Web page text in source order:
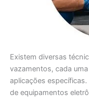
Existem diversas
vazamentos, cada
aplicações
de equipamentos